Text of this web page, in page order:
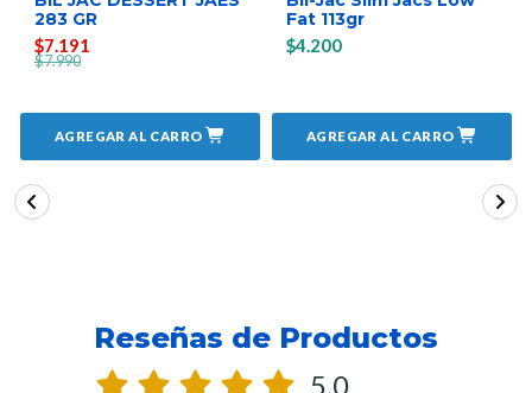
283 GR
$7.191
$7.990
AGREGAR AL CARRO
Fat 113gr
$4.200
AGREGAR AL CARRO
Reseñas de Productos
5.0